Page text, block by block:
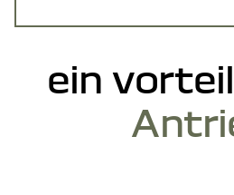
ein